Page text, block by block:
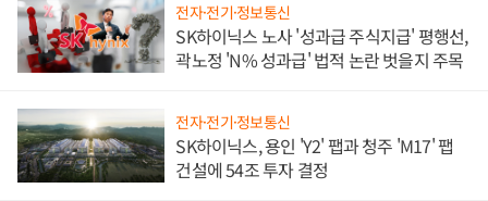
전자·전기·정보통신
SK하이닉스 노사 '성과급 주식지급' 평행선,
곽노정 'N% 성과급' 법적 논란 벗을지 주목
전자·전기·정보통신
SK하이닉스, 용인 'Y2' 팹과 청주 'M17' 팹
건설에 54조 투자 결정